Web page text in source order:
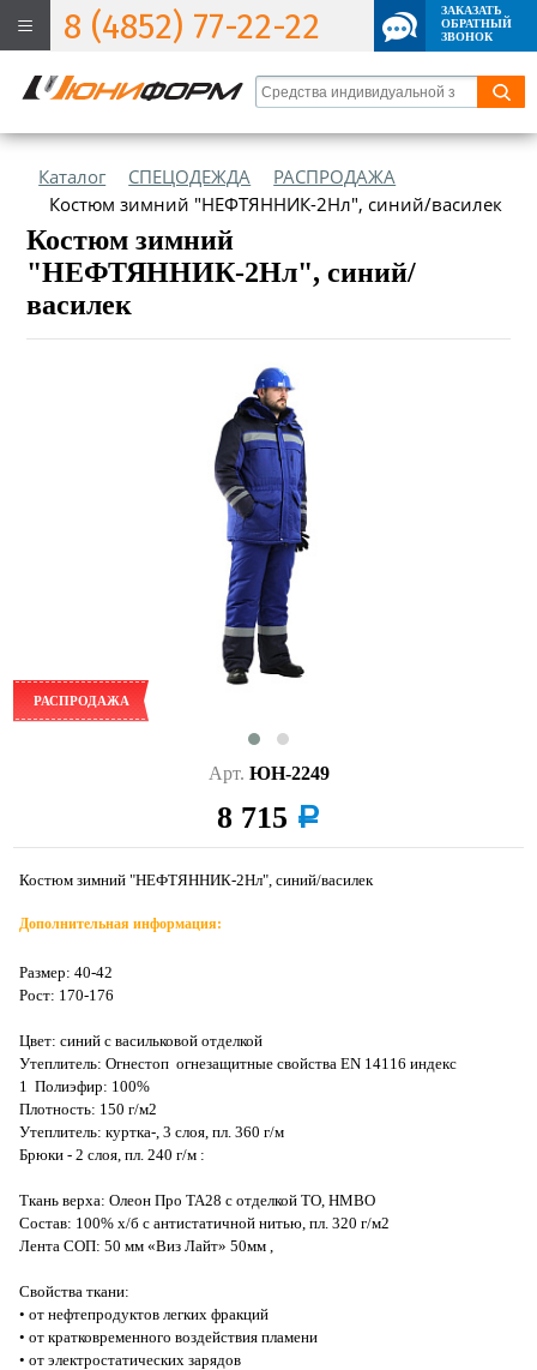
8 (4852) 77-22-22
ЗАКАЗАТЬ
ОБРАТНЫЙ
ЗВОНОК
Каталог СПЕЦОДЕЖДА
РАСПРОДАЖА
Костюм зимний "НЕФТЯННИК-2Нл", синий/василек
Костюм зимний
"НЕФТЯННИК-2Нл", синий/
василек
РАСПРОДАЖА
Арт. ЮН-2249
8 715 a
Костюм зимний "НЕФТЯННИК-2Нл", синий/василек
Дополнительная информация:
Размер: 40-42
Рост: 170-176
Цвет: синий с васильковой отделкой
Утеплитель: Огнестоп огнезащитные свойства EN 14116 индекс
1 Полиэфир: 100%
Плотность: 150 г/м2
Утеплитель: куртка-, 3 слоя, пл. 360 г/м
Брюки - 2 слоя, пл. 240 г/м :
Ткань верха: Олеон Про ТА28 с отделкой ТО, НМВО
Состав: 100% х/б с антистатичной нитью, пл. 320 г/м2
Лента СОП: 50 мм «Виз Лайт» 50мм ,
Свойства ткани:
• от нефтепродуктов легких фракций
• от кратковременного воздействия пламени
• от электростатических зарядов